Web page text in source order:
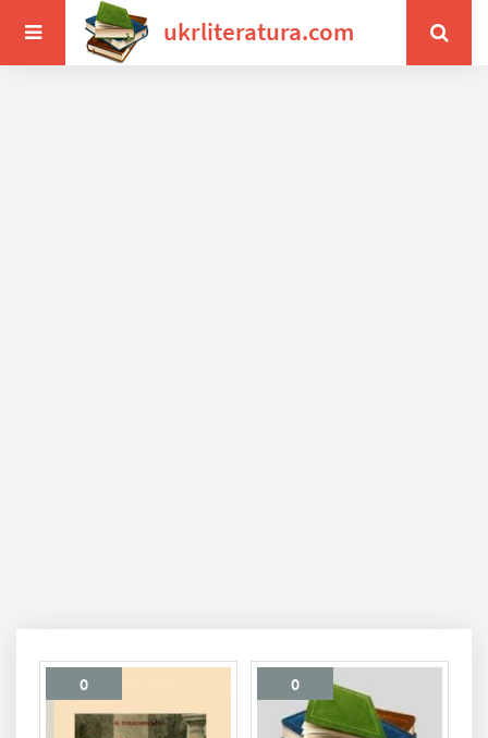
ukrliteratura.com
0 0